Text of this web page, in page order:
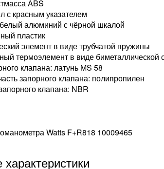
ABS
с красным указателем
алюминий с чёрной шкалой
пластик
элемент в виде трубчатой пружины
термоэлемент в виде биметаллической
клапана: латунь MS 58
запорного клапана: полипропилен
клапана: NBR